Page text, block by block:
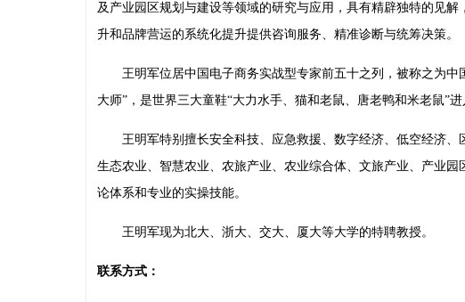
及产业园区规划与建设等领域的研究与应用，具有精辟独特的见
升和品牌营运的系统化提升提供咨询服务、精准诊断与统筹决策。
王明军位居中国电子商务实战型专家前五十之列，被称之为中
大师”，是世界三大童鞋“大力水手、猫和老鼠、唐老鸭和米老鼠”进
王明军特别擅长安全科技、应急救援、数字经济、低空经济
生态农业、智慧农业、农旅产业、农业综合体、文旅产业、产业
论体系和专业的实操技能。
王明军现为北大、浙大、交大、厦大等大学的特聘教授。
联系方式：